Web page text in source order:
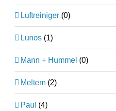
Luftreiniger (0)
Lunos (1)
Mann + Hummel (0)
Meltem (2)
Paul (4)